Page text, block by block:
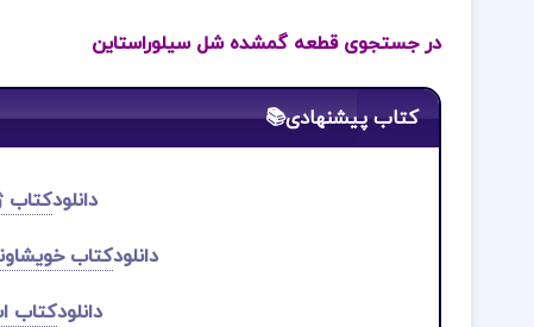
در جستجوی قطعه گمشده شل سیلوراستاین
کتاب پیشنهادی📚
دانلودکتاب
دانلودکتاب
دانلودکتاب